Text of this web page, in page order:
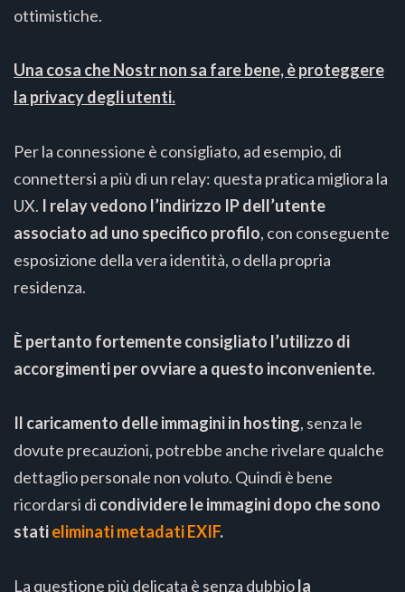
ottimistiche.
Una cosa che Nostr non sa fare bene, è proteggere
la privacy degli utenti.
Per la connessione è consigliato, ad esempio, di
connettersi a più di un relay: questa pratica migliora la
UX. I relay vedono l’indirizzo IP dell’utente
associato ad uno specifico profilo, con conseguente
esposizione della vera identità, o della propria
residenza.
È pertanto fortemente consigliato l’utilizzo di
accorgimenti per ovviare a questo inconveniente.
Il caricamento delle immagini in hosting, senza le
dovute precauzioni, potrebbe anche rivelare qualche
dettaglio personale non voluto. Quindi è bene
ricordarsi di condividere le immagini dopo che sono
statieliminati metadati EXIF.
La questione più delicata è senza dubbiola